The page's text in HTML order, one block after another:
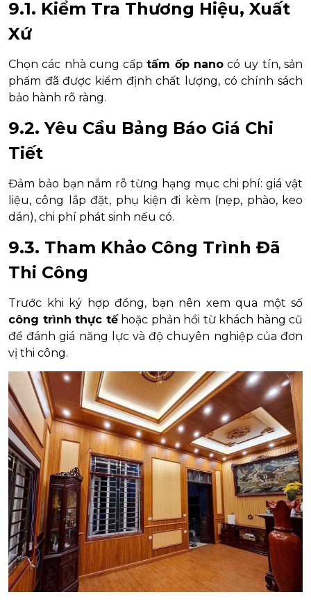
9.1. Kiểm Tra Thương Hiệu, Xuất
Xứ
Chọn các nhà cung cấptấm ốp nanocó uy tín, sản
phẩm đã được kiểm định chất lượng, có chính sách
bảo hành rõ ràng.
9.2. Yêu Cầu Bảng Báo Giá Chi
Tiết
Đảm bảo bạn nắm rõ từng hạng mục chi phí: giá vật
liệu, công lắp đặt, phụ kiện đi kèm (nẹp, phào, keo
dán), chi phí phát sinh nếu có.
9.3. Tham Khảo Công Trình Đã
Thi Công
Trước khi ký hợp đồng, bạn nên xem qua một số
công trình thực tếhoặc phản hồi từ khách hàng cũ
để đánh giá năng lực và độ chuyên nghiệp của đơn
vị thi công.